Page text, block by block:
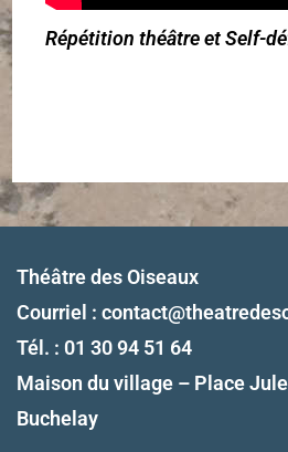
Répétition théâtre et Self-
Théâtre des Oiseaux
Courriel :
Tél. : 01 30 94 51 64
Maison du village – Place
Buchelay